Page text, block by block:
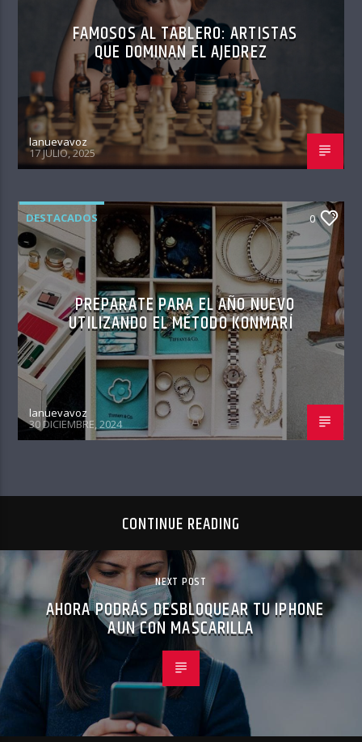
FAMOSOS AL TABLERO: ARTISTAS
QUE DOMINAN EL AJEDREZ
lanuevavoz
17 JULIO, 2025
DESTACADOS 0
PREPARATE PARA EL AÑO NUEVO
UTILIZANDO EL MÉTODO KONMARÍ
lanuevavoz
30 DICIEMBRE, 2024
CONTINUE READING
NEXT POST
AHORA PODRÁS DESBLOQUEAR TU IPHONE
AUN CON MASCARILLA